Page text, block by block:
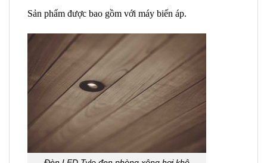
Sản phẩm được bao gồm với máy biến áp.